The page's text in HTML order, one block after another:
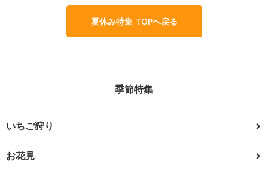
夏休み特集 TOPへ戻る
季節特集
いちご狩り
お花見